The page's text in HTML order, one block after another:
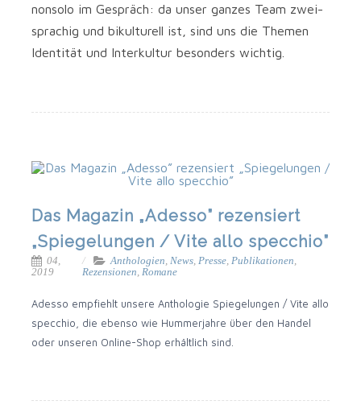
non­so­lo im Gespräch: da unser gan­zes Team zwei­
spra­chig und bikul­tu­rell ist, sind uns die The­men
Iden­ti­tät und Inter­kul­tur beson­ders wichtig.
Das Magazin „Adesso” rezensiert
„Spiegelungen / Vite allo specchio”
04,
2019
Anthologien News Presse Publikationen
Rezensionen Romane
Adesso emp­fiehlt unse­re Antho­lo­gie Spie­ge­lun­gen / Vite allo
spec­chio, die eben­so wie Hum­mer­jah­re über den Han­del
oder unse­ren Online-Shop erhält­lich sind.